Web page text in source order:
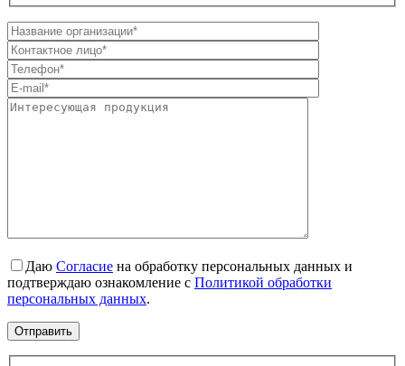
Даю Согласие на обработку персональных данных и
подтверждаю ознакомление с Политикой обработки
персональных данных.